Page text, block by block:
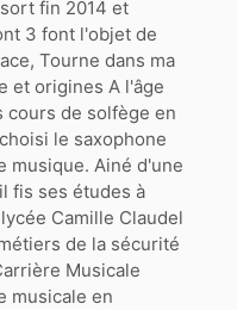
fin 2014 et
3 font l'objet de
Tourne dans ma
et origines A l'âge
cours de solfège en
le saxophone
musique. Ainé d'une
fis ses études à
Camille Claudel
de la sécurité
Musicale
musicale en